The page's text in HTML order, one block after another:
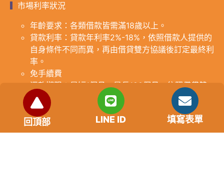
市場利率狀況
年齡要求：各類借款皆需滿18歲以上。
貸款利率：貸款年利率2%-18%，依照借款人提供的
自身條件不同而異，再由借貸雙方協議後訂定最終利
率。
免手續費
還款期限：最短1個月，最長180個月，依照借貸雙
方協議而訂。
範例試算：小明急需現金10萬元，經多方比較利率
後選定金主，雙方簽定於36個月內須還清借款，年
利率12%計算，每月利息1000元，無須手續費。
回頂部 LINE ID 填寫表單